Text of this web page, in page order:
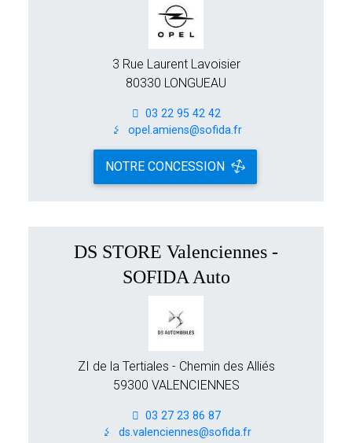
3 Rue Laurent Lavoisier
80330 LONGUEAU
03 22 95 42 42
opel.amiens@sofida.fr
NOTRE CONCESSION
DS STORE Valenciennes -
SOFIDA Auto
ZI de la Tertiales - Chemin des Alliés
59300 VALENCIENNES
03 27 23 86 87
ds.valenciennes@sofida.fr